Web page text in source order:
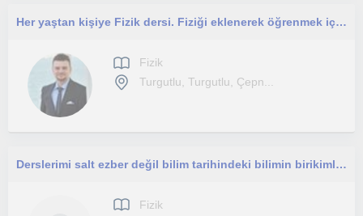
Her yaştan kişiye Fizik dersi. Fiziği eklenerek öğrenmek için haydi gelin
Fizik
Turgutlu, Turgutlu, Çepn...
Derslerimi salt ezber değil bilim tarihindeki bilimin birikimli yapısını da vurgulayarak ilham verecek şekilde anlatıyorum.
Fizik